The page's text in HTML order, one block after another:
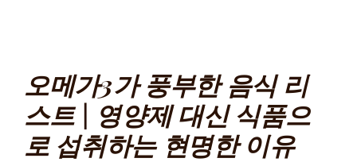
오메가3가 풍부한 음식 리
스트 | 영양제 대신 식품으
로 섭취하는 현명한 이유